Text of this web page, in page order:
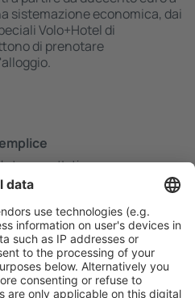
sistemazione economica, dai
Volo+Hotel di
di prenotare
tue aspettative.
con possibilità di